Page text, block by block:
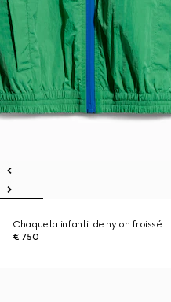
Chaqueta infantil de nylon froissé
€ 750